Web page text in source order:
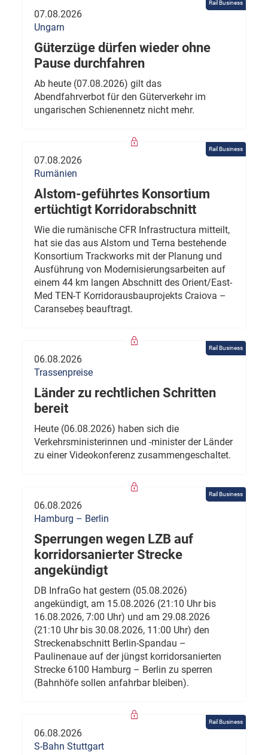
Rail Business
07.08.2026
Ungarn
Güterzüge dürfen wieder ohne
Pause durchfahren
Ab heute (07.08.2026) gilt das
Abendfahrverbot für den Güterverkehr im
ungarischen Schienennetz nicht mehr.
Rail Business
07.08.2026
Rumänien
Alstom-geführtes Konsortium
ertüchtigt Korridorabschnitt
Wie die rumänische CFR Infrastructura mitteilt,
hat sie das aus Alstom und Terna bestehende
Konsortium Trackworks mit der Planung und
Ausführung von Modernisierungsarbeiten auf
einem 44 km langen Abschnitt des Orient/East-
Med TEN-T Korridorausbauprojekts Craiova –
Caransebeș beauftragt.
Rail Business
06.08.2026
Trassenpreise
Länder zu rechtlichen Schritten
bereit
Heute (06.08.2026) haben sich die
Verkehrsministerinnen und -minister der Länder
zu einer Videokonferenz zusammengeschaltet.
Rail Business
06.08.2026
Hamburg – Berlin
Sperrungen wegen LZB auf
korridorsanierter Strecke
angekündigt
DB InfraGo hat gestern (05.08.2026)
angekündigt, am 15.08.2026 (21:10 Uhr bis
16.08.2026, 7:00 Uhr) und am 29.08.2026
(21:10 Uhr bis 30.08.2026, 11:00 Uhr) den
Streckenabschnitt Berlin-Spandau –
Paulinenaue auf der jüngst korridorsanierten
Strecke 6100 Hamburg – Berlin zu sperren
(Bahnhöfe sollen anfahrbar bleiben).
Rail Business
06.08.2026
S-Bahn Stuttgart